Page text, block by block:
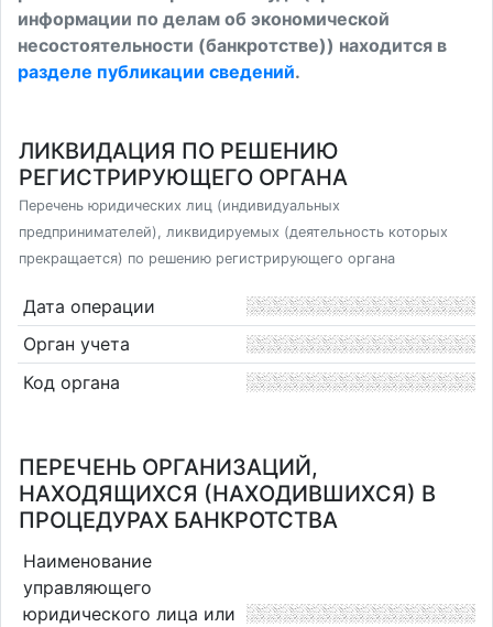
информации по делам об экономической
несостоятельности (банкротстве)) находится в
разделе публикации сведений.
ЛИКВИДАЦИЯ ПО РЕШЕНИЮ
РЕГИСТРИРУЮЩЕГО ОРГАНА
Перечень юридических лиц (индивидуальных
предпринимателей), ликвидируемых (деятельность которых
прекращается) по решению регистрирующего органа
Дата операции
Орган учета
Код органа
ПЕРЕЧЕНЬ ОРГАНИЗАЦИЙ,
НАХОДЯЩИХСЯ (НАХОДИВШИХСЯ) В
ПРОЦЕДУРАХ БАНКРОТСТВА
Наименование
управляющего
юридического лица или